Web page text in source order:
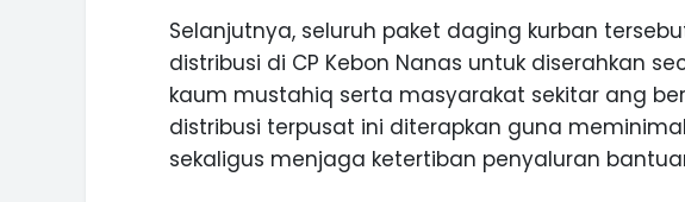
Selanjutnya, seluruh paket daging kurban
distribusi di CP Kebon Nanas untuk diserahkan
kaum mustahiq serta masyarakat sekitar ang
distribusi terpusat ini diterapkan guna
sekaligus menjaga ketertiban penyaluran